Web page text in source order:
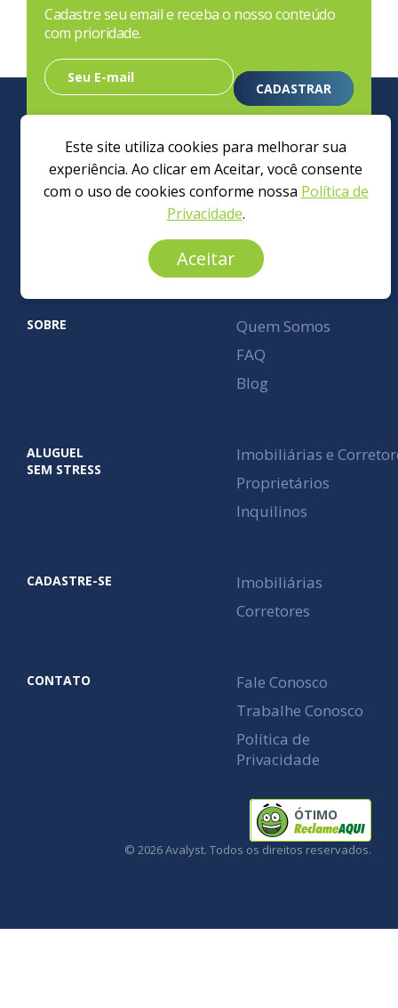
Cadastre seu email e receba o nosso conteúdo
com prioridade.
CADASTRAR
Avalyst.
SOBRE
Quem Somos
FAQ
Blog
ALUGUEL
SEM STRESS
Imobiliárias e
Proprietários
Inquilinos
CADASTRE-SE
Imobiliárias
Corretores
CONTATO
Fale Conosco
Trabalhe Conosco
Política de
Privacidade
ÓTIMO
© 2026 Avalyst. Todos os direitos reservados.
Este site utiliza cookies para melhorar sua
experiência. Ao clicar em Aceitar, você consente
com o uso de cookies conforme nossa Política de
Privacidade.
Aceitar